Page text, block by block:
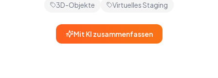
3D-Objekte
Virtuelles Staging
Mit KI zusammenfassen